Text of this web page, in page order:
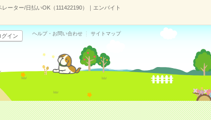
ーター/日払いOK（111422190）｜エンバイト
グイン ヘルプ・お問い合わせ サイトマップ